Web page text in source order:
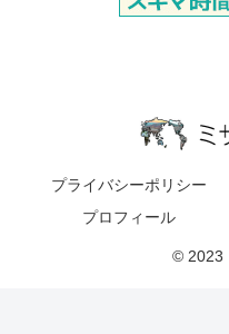
プライバシーポリシー
プロフィール
© 2023